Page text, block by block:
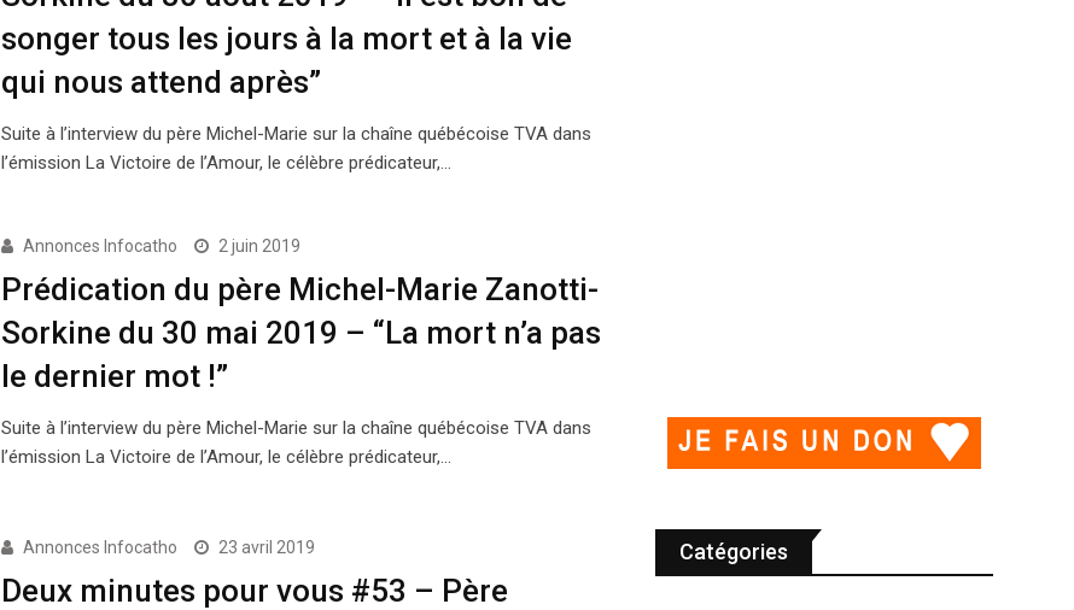
songer tous les jours à la mort et à la vie
qui nous attend après”
Suite à l’interview du père Michel-Marie sur la chaîne québécoise TVA dans
l’émission La Victoire de l’Amour, le célèbre prédicateur,…
Annonces Infocatho 2 juin 2019
Prédication du père Michel-Marie Zanotti-
Sorkine du 30 mai 2019 – “La mort n’a pas
le dernier mot !”
Suite à l’interview du père Michel-Marie sur la chaîne québécoise TVA dans
l’émission La Victoire de l’Amour, le célèbre prédicateur,…
Annonces Infocatho 23 avril 2019
Deux minutes pour vous #53 – Père
Catégories